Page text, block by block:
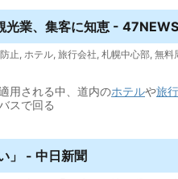
光業、集客に知恵 - 47NEWS
止, ホテル, 旅行会社, 札幌中心部, 無料
用される中、道内のホテルや旅行
スで回る
」 - 中日新聞